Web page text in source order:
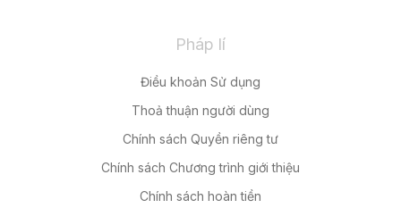
Pháp lí
Điều khoản Sử dụng
Thoả thuận người dùng
Chính sách Quyền riêng tư
Chính sách Chương trình giới thiệu
Chính sách hoàn tiền